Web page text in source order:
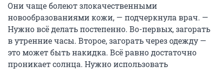
Они чаще болеют злокачественными
новообразованиями кожи, — подчеркнула врач. —
Нужно всё делать постепенно. Во-первых, загорать
в утренние часы. Второе, загорать через одежду —
это может быть накидка. Всё равно достаточно
проникает солнца. Нужно использовать